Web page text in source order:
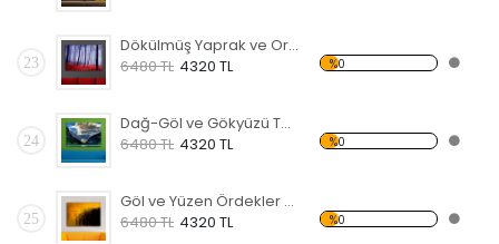
23
Dökülmüş Yaprak ve Orman Kanvas Tablo
6480 TL 4320 TL %0
24
Dağ-Göl ve Gökyüzü Temalı Kanvas Tablo
6480 TL 4320 TL %0
25
Göl ve Yüzen Ördekler Temalı Kanvas Tablo
6480 TL 4320 TL %0